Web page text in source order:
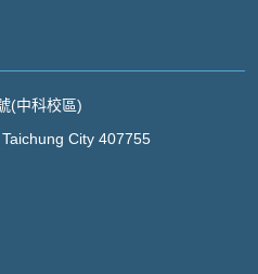
(中科校區)
City 407755